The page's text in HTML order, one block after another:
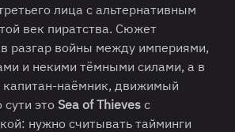
лица с альтернативным
век пиратства. Сюжет
разгар войны между империями,
и некими тёмными силами, а в
капитан-наёмник, движимый
это Sea of Thieves с
нужно считывать тайминги